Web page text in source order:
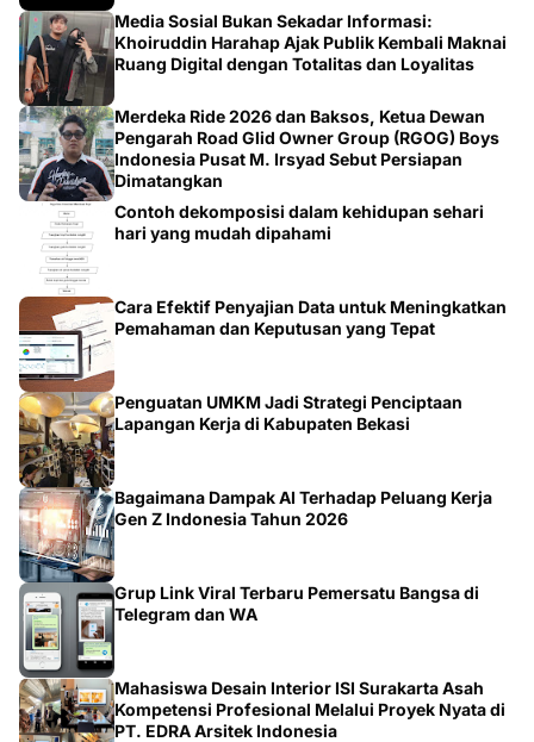
Media Sosial Bukan Sekadar Informasi:
Khoiruddin Harahap Ajak Publik Kembali Maknai
Ruang Digital dengan Totalitas dan Loyalitas
Merdeka Ride 2026 dan Baksos, Ketua Dewan
Pengarah Road Glid Owner Group (RGOG) Boys
Indonesia Pusat M. Irsyad Sebut Persiapan
Dimatangkan
Contoh dekomposisi dalam kehidupan sehari
hari yang mudah dipahami
Cara Efektif Penyajian Data untuk Meningkatkan
Pemahaman dan Keputusan yang Tepat
Penguatan UMKM Jadi Strategi Penciptaan
Lapangan Kerja di Kabupaten Bekasi
Bagaimana Dampak AI Terhadap Peluang Kerja
Gen Z Indonesia Tahun 2026
Grup Link Viral Terbaru Pemersatu Bangsa di
Telegram dan WA
Mahasiswa Desain Interior ISI Surakarta Asah
Kompetensi Profesional Melalui Proyek Nyata di
PT. EDRA Arsitek Indonesia